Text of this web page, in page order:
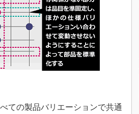
ての製品バリエーションで共通